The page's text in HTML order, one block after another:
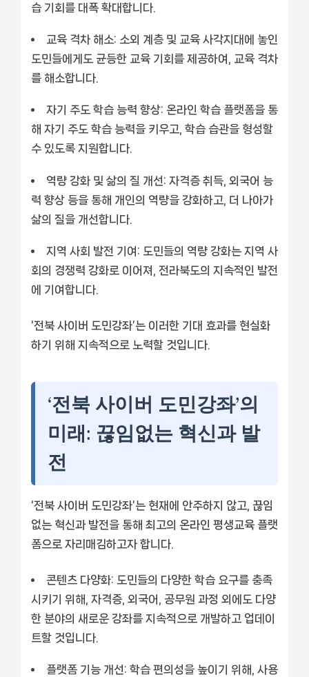
습 기회를 대폭 확대합니다.
교육 격차 해소: 소외 계층 및 교육 사각지대에 놓인
도민들에게도 균등한 교육 기회를 제공하여, 교육 격차
를 해소합니다.
자기 주도 학습 능력 향상: 온라인 학습 플랫폼을 통
해 자기 주도 학습 능력을 키우고, 학습 습관을 형성할
수 있도록 지원합니다.
역량 강화 및 삶의 질 개선: 자격증 취득, 외국어 능
력 향상 등을 통해 개인의 역량을 강화하고, 더 나아가
삶의 질을 개선합니다.
지역 사회 발전 기여: 도민들의 역량 강화는 지역 사
회의 경쟁력 강화로 이어져, 전라북도의 지속적인 발전
에 기여합니다.
‘전북 사이버 도민강좌’는 이러한 기대 효과를 현실화
하기 위해 지속적으로 노력할 것입니다.
‘전북 사이버 도민강좌’의
미래: 끊임없는 혁신과 발
전
‘전북 사이버 도민강좌’는 현재에 안주하지 않고, 끊임
없는 혁신과 발전을 통해 최고의 온라인 평생교육 플랫
폼으로 자리매김하고자 합니다.
콘텐츠 다양화: 도민들의 다양한 학습 요구를 충족
시키기 위해, 자격증, 외국어, 공무원 과정 외에도 다양
한 분야의 새로운 강좌를 지속적으로 개발하고 업데이
트할 것입니다.
플랫폼 기능 개선: 학습 편의성을 높이기 위해, 사용